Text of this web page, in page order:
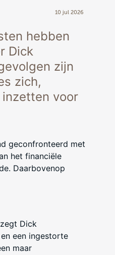
10 jul 2026
hebben
Dick
zijn
zich,
voor
geconfronteerd met
het financiële
Daarbovenop
Dick
een ingestorte
maar